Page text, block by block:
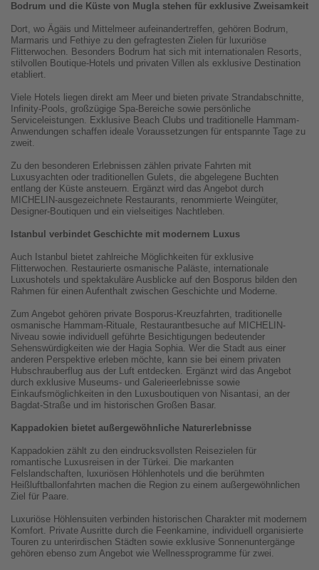
Bodrum und die Küste von Mugla stehen für exklusive Zweisamkeit
Dort, wo Ägäis und Mittelmeer aufeinandertreffen, gehören Bodrum,
Marmaris und Fethiye zu den gefragtesten Zielen für luxuriöse
Flitterwochen. Besonders Bodrum hat sich mit internationalen Resorts,
stilvollen Boutique-Hotels und privaten Villen als exklusive Destination
etabliert.
Viele Hotels liegen direkt am Meer und bieten private Strandabschnitte,
Infinity-Pools, großzügige Spa-Bereiche sowie persönliche
Serviceleistungen. Exklusive Beach Clubs und traditionelle Hammam-
Anwendungen schaffen ideale Voraussetzungen für entspannte Tage zu
zweit.
Zu den besonderen Erlebnissen zählen private Fahrten mit
Luxusyachten oder traditionellen Gulets, die abgelegene Buchten
entlang der Küste ansteuern. Ergänzt wird das Angebot durch
MICHELIN-ausgezeichnete Restaurants, renommierte Weingüter,
Designer-Boutiquen und ein vielseitiges Nachtleben.
Istanbul verbindet Geschichte mit modernem Luxus
Auch Istanbul bietet zahlreiche Möglichkeiten für exklusive
Flitterwochen. Restaurierte osmanische Paläste, internationale
Luxushotels und spektakuläre Ausblicke auf den Bosporus bilden den
Rahmen für einen Aufenthalt zwischen Geschichte und Moderne.
Zum Angebot gehören private Bosporus-Kreuzfahrten, traditionelle
osmanische Hammam-Rituale, Restaurantbesuche auf MICHELIN-
Niveau sowie individuell geführte Besichtigungen bedeutender
Sehenswürdigkeiten wie der Hagia Sophia. Wer die Stadt aus einer
anderen Perspektive erleben möchte, kann sie bei einem privaten
Hubschrauberflug aus der Luft entdecken. Ergänzt wird das Angebot
durch exklusive Museums- und Galerieerlebnisse sowie
Einkaufsmöglichkeiten in den Luxusboutiquen von Nisantasi, an der
Bagdat-Straße und im historischen Großen Basar.
Kappadokien bietet außergewöhnliche Naturerlebnisse
Kappadokien zählt zu den eindrucksvollsten Reisezielen für
romantische Luxusreisen in der Türkei. Die markanten
Felslandschaften, luxuriösen Höhlenhotels und die berühmten
Heißluftballonfahrten machen die Region zu einem außergewöhnlichen
Ziel für Paare.
Luxuriöse Höhlensuiten verbinden historischen Charakter mit modernem
Komfort. Private Ausritte durch die Feenkamine, individuell organisierte
Touren zu unterirdischen Städten sowie exklusive Sonnenuntergänge
gehören ebenso zum Angebot wie Wellnessprogramme für zwei.